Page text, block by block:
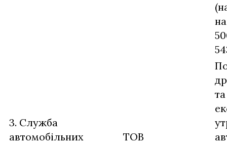
3. Служба
автомобільних
ТОВ
та